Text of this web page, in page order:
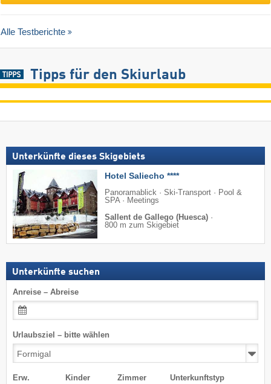
Alle Testberichte
Tipps für den Skiurlaub
Unterkünfte dieses Skigebiets
Hotel Saliecho ****
Panoramablick · Ski-Transport · Pool &
SPA · Meetings
Sallent de Gallego (Huesca) ·
800 m zum Skigebiet
Unterkünfte suchen
Anreise – Abreise
Urlaubsziel – bitte wählen
Erw. Kinder Zimmer Unterkunftstyp